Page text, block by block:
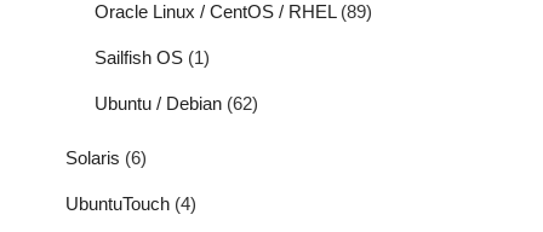
Oracle Linux / CentOS / RHEL(89)
Sailfish OS (1)
Ubuntu / Debian (62)
Solaris (6)
UbuntuTouch (4)